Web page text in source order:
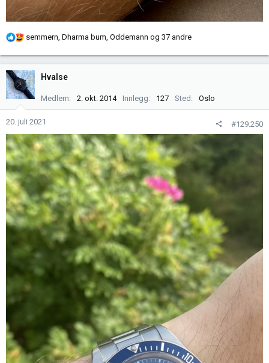
R
k
s
j
o
n
e
r
:
semmern Dharma bum Oddemann og 37 andre
Hvalse
Medlem 2. okt. 2014 Innlegg 127 Sted Oslo
20. juli 2021 #129.250